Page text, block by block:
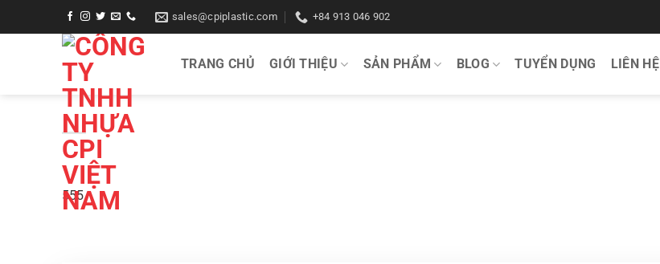
sales@cpiplastic.com +84 913 046 902
TRANG CHỦ GIỚI THIỆU SẢN PHẨM BLOG TUYỂN DỤNG LIÊN HỆ
555